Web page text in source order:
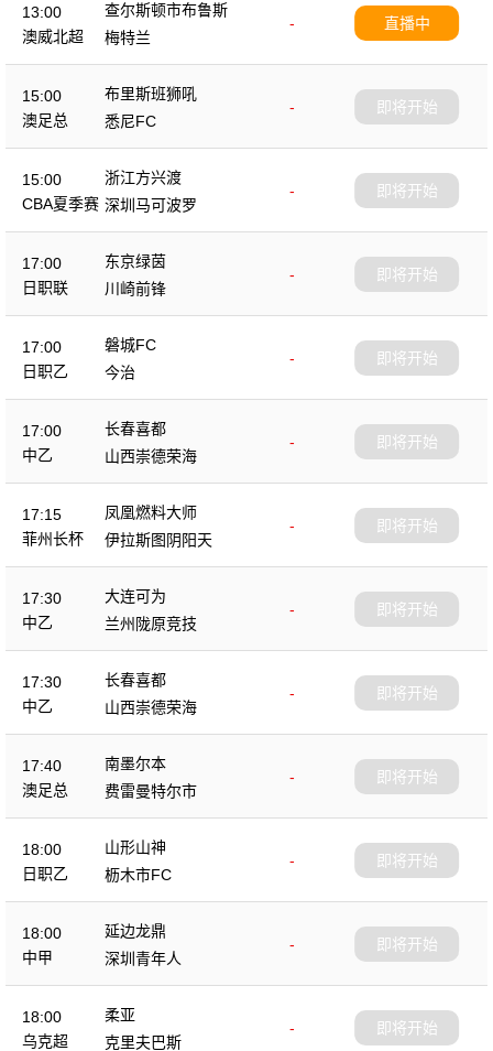
13:00
澳威北超
查尔斯顿市布鲁斯
-
梅特兰
直播中
15:00
澳足总
布里斯班狮吼
-
悉尼FC
即将开始
15:00
CBA夏季赛
浙江方兴渡
-
深圳马可波罗
即将开始
17:00
日职联
东京绿茵
-
川崎前锋
即将开始
17:00
日职乙
磐城FC
-
今治
即将开始
17:00
中乙
长春喜都
-
山西崇德荣海
即将开始
17:15
菲州长杯
凤凰燃料大师
-
伊拉斯图阴阳天
即将开始
17:30
中乙
大连可为
-
兰州陇原竞技
即将开始
17:30
中乙
长春喜都
-
山西崇德荣海
即将开始
17:40
澳足总
南墨尔本
-
费雷曼特尔市
即将开始
18:00
日职乙
山形山神
-
枥木市FC
即将开始
18:00
中甲
延边龙鼎
-
深圳青年人
即将开始
18:00
乌克超
柔亚
-
克里夫巴斯
即将开始